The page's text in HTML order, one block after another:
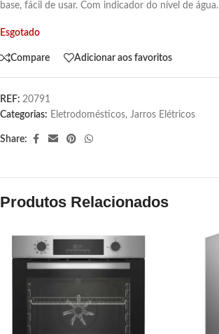
base, fácil de usar. Com indicador do nível de água.
Esgotado
Compare Adicionar aos favoritos
REF: 20791
Categorias: Eletrodomésticos, Jarros Elétricos
Share:
Produtos Relacionados